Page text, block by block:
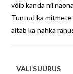
võib kanda nii
Tuntud ka
aitab ka nahka
VALI SUURUS